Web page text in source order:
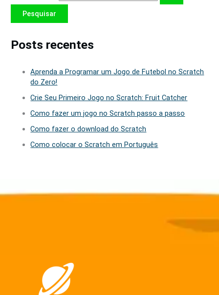
Posts recentes
Aprenda a Programar um Jogo de Futebol no Scratch
do Zero!
Crie Seu Primeiro Jogo no Scratch: Fruit Catcher
Como fazer um jogo no Scratch passo a passo
Como fazer o download do Scratch
Como colocar o Scratch em Português